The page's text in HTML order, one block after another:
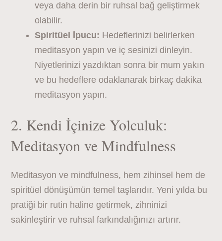
veya daha derin bir ruhsal bağ geliştirmek
olabilir.
Spiritüel İpucu: Hedeflerinizi belirlerken
meditasyon yapın ve iç sesinizi dinleyin.
Niyetlerinizi yazdıktan sonra bir mum yakın
ve bu hedeflere odaklanarak birkaç dakika
meditasyon yapın.
2. Kendi İçinize Yolculuk:
Meditasyon ve Mindfulness
Meditasyon ve mindfulness, hem zihinsel hem de
spiritüel dönüşümün temel taşlarıdır. Yeni yılda bu
pratiği bir rutin haline getirmek, zihninizi
sakinleştirir ve ruhsal farkındalığınızı artırır.